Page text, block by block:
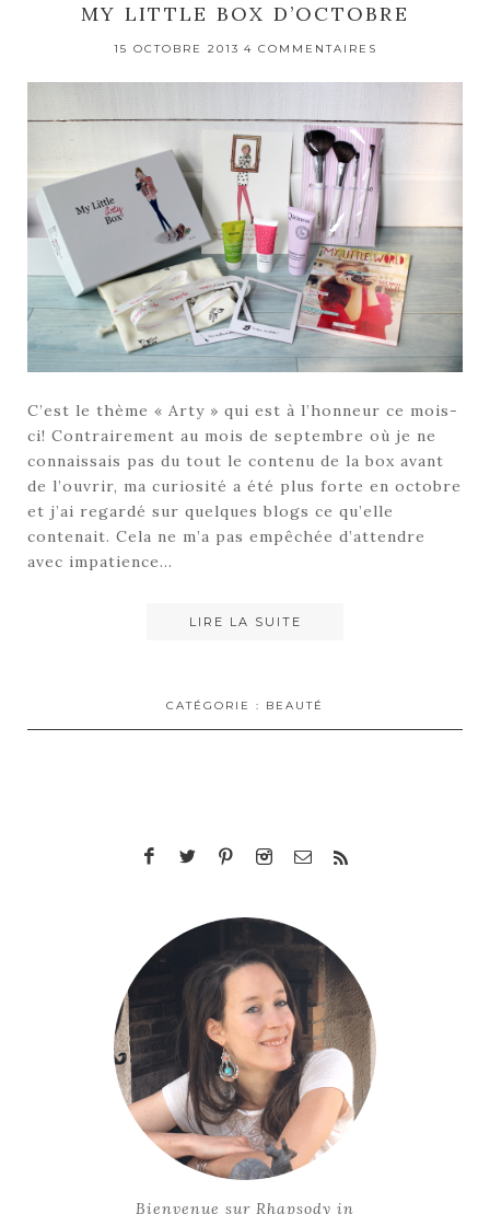
MY LITTLE BOX D’OCTOBRE
15 OCTOBRE 2013 4 COMMENTAIRES
C’est le thème « Arty » qui est à l’honneur ce mois-
ci! Contrairement au mois de septembre où je ne
connaissais pas du tout le contenu de la box avant
de l’ouvrir, ma curiosité a été plus forte en octobre
et j’ai regardé sur quelques blogs ce qu’elle
contenait. Cela ne m’a pas empêchée d’attendre
avec impatience…
LIRE LA SUITE
CATÉGORIE : BEAUTÉ
Bienvenue sur Rhapsody in